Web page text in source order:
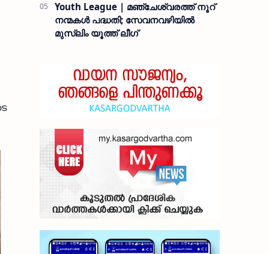
Youth League | മഞ്ചേശ്വരത്ത് നൂറ്
നന്മകൾ പദ്ധതി; സേവനവഴിയിൽ
മുസ്ലിം യൂത്ത് ലീഗ്